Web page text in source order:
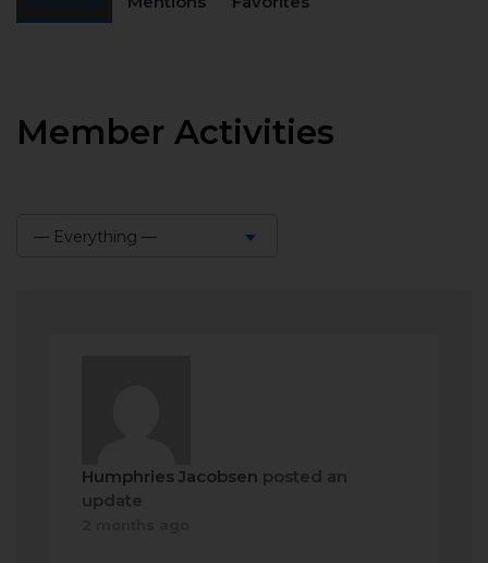
Member Activities
— Everything —
Humphries Jacobsen posted an
update